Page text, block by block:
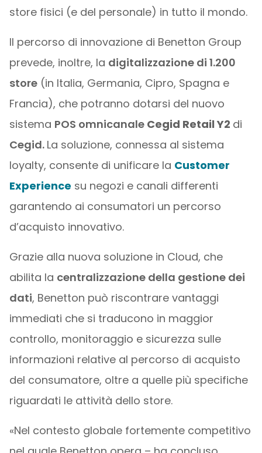
store fisici (e del personale) in tutto il mondo.
Il percorso di innovazione di Benetton Group
prevede, inoltre, la digitalizzazione di 1.200
store(in Italia, Germania, Cipro, Spagna e
Francia), che potranno dotarsi del nuovo
sistema POS omnicanale Cegid Retail Y2 di
Cegid. La soluzione, connessa al sistema
loyalty, consente di unificare la Customer
Experience su negozi e canali differenti
garantendo ai consumatori un percorso
d’acquisto innovativo.
Grazie alla nuova soluzione in Cloud, che
abilita la centralizzazione della gestione dei
dati, Benetton può riscontrare vantaggi
immediati che si traducono in maggior
controllo, monitoraggio e sicurezza sulle
informazioni relative al percorso di acquisto
del consumatore, oltre a quelle più specifiche
riguardati le attività dello store.
«Nel contesto globale fortemente competitivo